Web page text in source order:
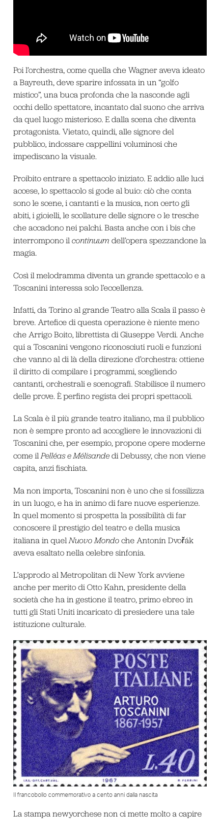
Poi l’orchestra, come quella che Wagner aveva ideato
a Bayreuth, deve sparire infossata in un “golfo
mistico”, una buca profonda che la nasconde agli
occhi dello spettatore, incantato dal suono che arriva
da quel luogo misterioso. E dalla scena che diventa
protagonista. Vietato, quindi, alle signore del
pubblico, indossare cappellini voluminosi che
impediscano la visuale.
Proibito entrare a spettacolo iniziato. E addio alle luci
accese, lo spettacolo si gode al buio: ciò che conta
sono le scene, i cantanti e la musica, non certo gli
abiti, i gioielli, le scollature delle signore o le tresche
che accadono nei palchi. Basta anche con i bis che
interrompono il continuum dell’opera spezzandone la
magia.
Così il melodramma diventa un grande spettacolo e a
Toscanini interessa solo l’eccellenza.
Infatti, da Torino al grande Teatro alla Scala il passo è
breve. Artefice di questa operazione è niente meno
che Arrigo Boito, librettista di Giuseppe Verdi. Anche
qui a Toscanini vengono riconosciuti ruoli e funzioni
che vanno al di là della direzione d’orchestra: ottiene
il diritto di compilare i programmi, scegliendo
cantanti, orchestrali e scenografi. Stabilisce il numero
delle prove. È perfino regista dei propri spettacoli.
La Scala è il più grande teatro italiano, ma il pubblico
non è sempre pronto ad accogliere le innovazioni di
Toscanini che, per esempio, propone opere moderne
come ilPelléas e Mélisandedi Debussy, che non viene
capita, anzi fischiata.
Ma non importa, Toscanini non è uno che si fossilizza
in un luogo, e ha in animo di fare nuove esperienze.
In quel momento si prospetta la possibilità di far
conoscere il prestigio del teatro e della musica
italiana in quel Nuovo Mondoche Antonín Dvořák
aveva esaltato nella celebre sinfonia.
L’approdo al Metropolitan di New York avviene
anche per merito di Otto Kahn, presidente della
società che ha in gestione il teatro, primo ebreo in
tutti gli Stati Uniti incaricato di presiedere una tale
istituzione culturale.
Il francobollo commemorativo a cento anni dalla nascita
La stampa newyorchese non ci mette molto a capire